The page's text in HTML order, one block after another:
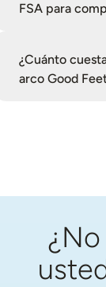
FSA para
¿Cuánto
arco Good